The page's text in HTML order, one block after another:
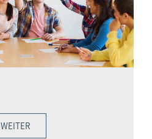
WEITER